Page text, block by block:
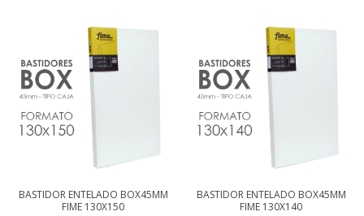
BASTIDOR ENTELADO BOX45MM
FIME 130X150
BASTIDOR ENTELADO BOX45MM
FIME 130X140